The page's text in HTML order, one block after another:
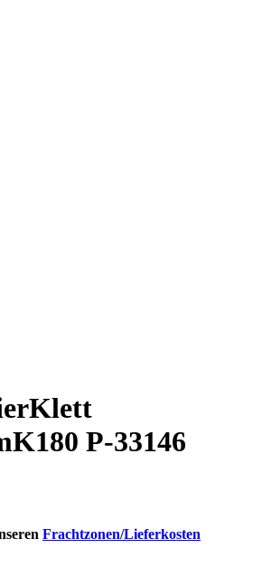
P-33146
Frachtzonen/Lieferkosten